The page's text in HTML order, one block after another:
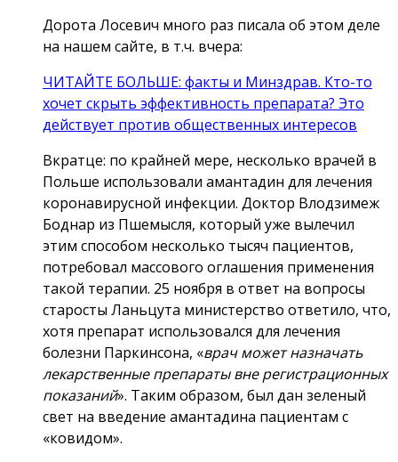
Дорота Лосевич много раз писала об этом деле
на нашем сайте, в т.ч. вчера:
ЧИТАЙТЕ БОЛЬШЕ: факты и Минздрав. Кто-то
хочет скрыть эффективность препарата? Это
действует против общественных интересов
Вкратце: по крайней мере, несколько врачей в
Польше использовали амантадин для лечения
коронавирусной инфекции. Доктор Влодзимеж
Боднар из Пшемысля, который уже вылечил
этим способом несколько тысяч пациентов,
потребовал массового оглашения применения
такой терапии. 25 ноября в ответ на вопросы
старосты Ланьцута министерство ответило, что,
хотя препарат использовался для лечения
болезни Паркинсона, «врач может назначать
лекарственные препараты вне регистрационных
показаний». Таким образом, был дан зеленый
свет на введение амантадина пациентам с
«ковидом».